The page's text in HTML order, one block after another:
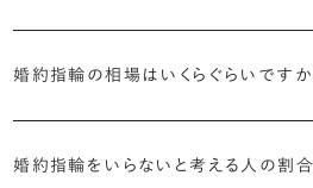
掛かりにくさに配慮されていたり、ダイ
・何を重要視するか明確にする
主役のダイヤモンドの横に小ぶりなメレ
・「ヘイロー」
てきます。ぜひ、所要時間30秒のブリリ
婚約指輪診断を試してみる
種類、品質、価格に至るまで、あらゆる
きます。
婚約指輪の相場はいくらぐらいですか
平均で約43.8万円。30〜40万円未満の
婚約指輪をいらないと考える人の割